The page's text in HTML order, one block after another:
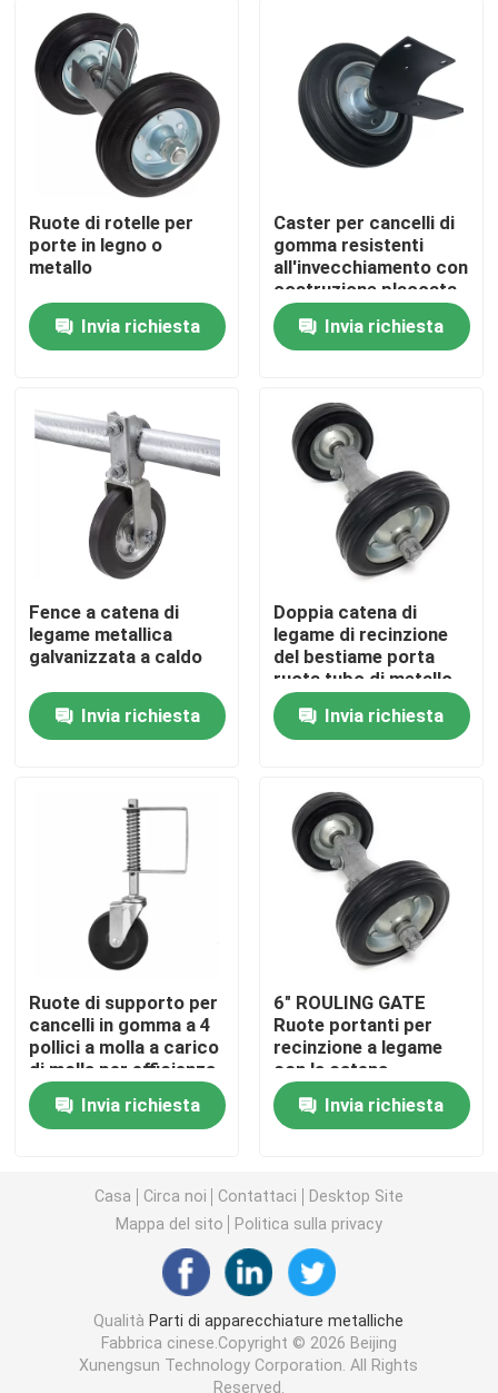
Casa
Prodotti
Chi siamo
Fatory Tour
Controllo di qualità
Richiedere un preventivo
Parti di apparecchiature metalliche
Organizzatore per il deposito domestico
Staffe metalliche personalizzate
Hardware per scaffalature metalliche
Hardware da giardino in metallo
Connettori per legno metallico
Hardware in metallo su misura
Ruote di rotelle per
porte in legno o
metallo
Invia richiesta
Caster per cancelli di
gomma resistenti
all'invecchiamento con
costruzione placcata
in zinco
Invia richiesta
Fence a catena di
legame metallica
galvanizzata a caldo
Invia richiesta
Doppia catena di
legame di recinzione
del bestiame porta
ruota tubo di metallo
Swing Gate Caster 6 "
Invia richiesta
Ruote di supporto per
cancelli in gomma a 4
pollici a molla a carico
di molla per efficienza
Invia richiesta
6" ROULING GATE
Ruote portanti per
recinzione a legame
con la catena
Invia richiesta
Casa Circa noi Contattaci
Desktop Site
Mappa del sito
Politica sulla privacy
Qualità Parti di apparecchiature metalliche
Fabbrica cinese.Copyright © 2026 Beijing
Xunengsun Technology Corporation. All Rights
Reserved.